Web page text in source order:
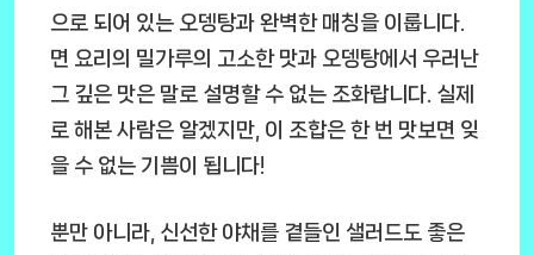
으로 되어 있는 오뎅탕과 완벽한 매칭을 이룹니다.
면 요리의 밀가루의 고소한 맛과 오뎅탕에서 우러난
그 깊은 맛은 말로 설명할 수 없는 조화랍니다. 실제
로 해본 사람은 알겠지만, 이 조합은 한 번 맛보면 잊
을 수 없는 기쁨이 됩니다!
뿐만 아니라, 신선한 야채를 곁들인 샐러드도 좋은